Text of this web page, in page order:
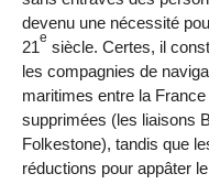
devenu une nécessité
21e siècle. Certes, il
les compagnies de
maritimes entre la France
supprimées (les liaisons
Folkestone), tandis que
réductions pour appâter